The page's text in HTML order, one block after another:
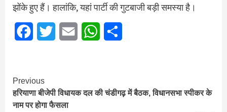
झोंके हुए हैं। हालांकि, यहां पार्टी की गुटबाजी बड़ी समस्या है।
FacebookTwitter Email WhatsApp
Continue
Reading
Previous
हरियाणा बीजेपी विधायक दल की चंडीगढ़ में बैठक, विधानसभा स्पीकर के
नाम पर होगा फैसला